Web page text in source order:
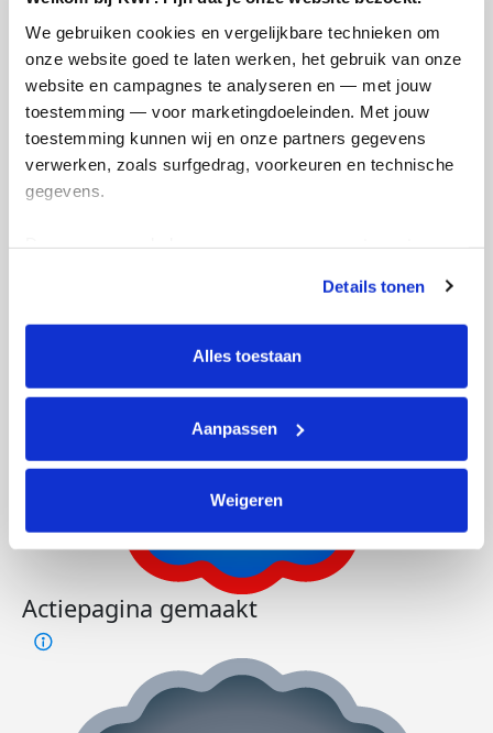
We gebruiken cookies en vergelijkbare technieken om
onze website goed te laten werken, het gebruik van onze
website en campagnes te analyseren en — met jouw
toestemming — voor marketingdoeleinden. Met jouw
toestemming kunnen wij en onze partners gegevens
verwerken, zoals surfgedrag, voorkeuren en technische
gegevens.
tonen. Je kunt je toestemming op elk moment wijzigen of
intrekken via Cookie instellingen onderaan de pagina. De
lijst met cookies is te vinden in het tabblad “details”.
Details tonen
Alles toestaan
Aanpassen
Weigeren
Doneer
Liselot's badges
Actiepagina gemaakt